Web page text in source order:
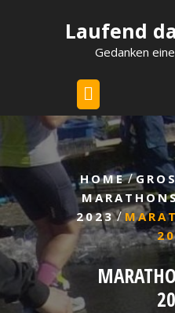
Laufend
Gedanken
HOME/
ARATHONS
2023/